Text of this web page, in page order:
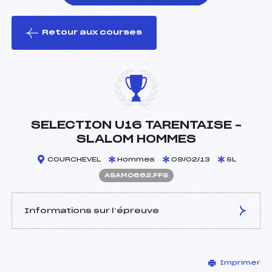
le ski
Retour aux courses
SELECTION U16 TARENTAISE –
SLALOM HOMMES
COURCHEVEL Hommes 09/02/13 SL
ASAM0662.FFS
Informations sur l’épreuve
SANTON SEBASTIEN (SA)
Imprimer